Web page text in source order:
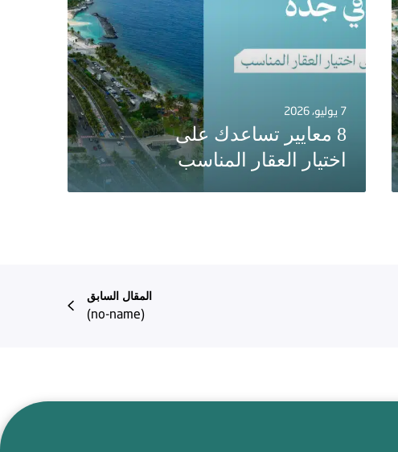
7 يوليو، 2026
8 معايير تساعدك على
اختيار العقار المناسب
المقال السابق
(no-name)